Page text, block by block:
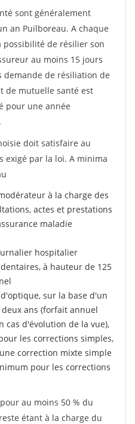
sont généralement
an Puilboreau. A chaque
possibilité de résilier son
au moins 15 jours
demande de résiliation de
de mutuelle santé est
pour une année
doit satisfaire au
exigé par la loi. A minima
à la charge des
actes et prestations
maladie
hospitalier
à hauteur de 125
sur la base d'un
ans (forfait annuel
cas d'évolution de la vue),
les corrections simples,
correction mixte simple
pour les corrections
au moins 50 % du
étant à la charge du